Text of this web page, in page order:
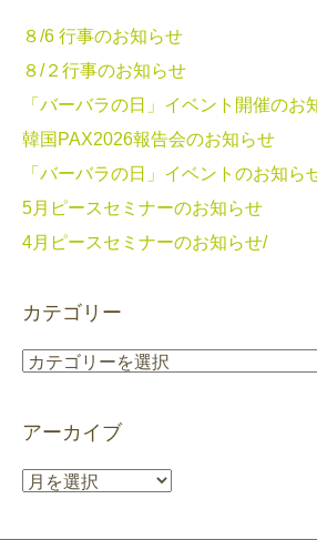
８/6 行事のお知らせ
８/２行事のお知らせ
「バーバラの日」イベント開催のお
韓国PAX2026報告会のお知らせ
「バーバラの日」イベントのお知ら
5月ピースセミナーのお知らせ
4月ピースセミナーのお知らせ/
カテゴリー
カ
リ
アーカイブ
ア